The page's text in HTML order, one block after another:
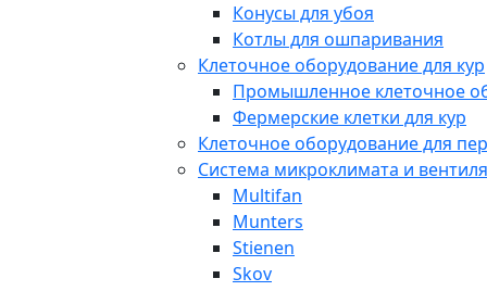
Конусы для убоя
Котлы для ошпаривания
Клеточное оборудование для кур
Промышленное клеточное
Фермерские клетки для кур
Клеточное оборудование для
Система микроклимата и
Multifan
Munters
Stienen
Skov